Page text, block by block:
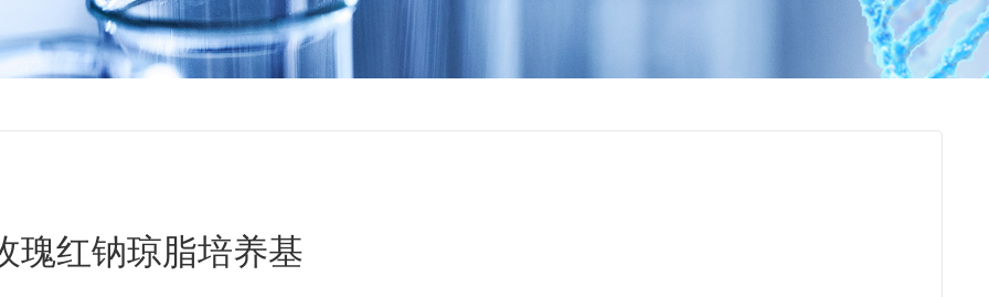
瑰红钠琼脂培养基